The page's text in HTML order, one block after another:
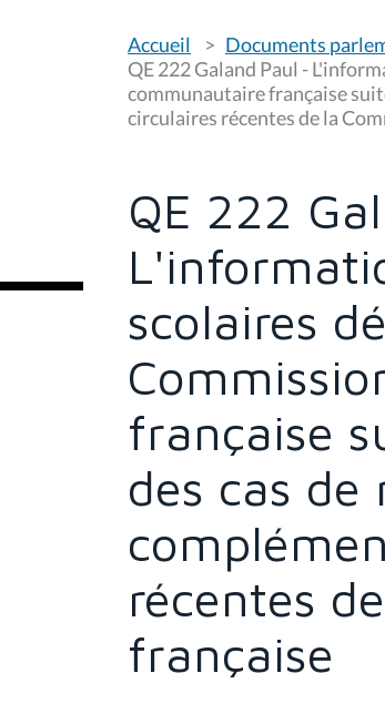
o
u
ê
t
Accueil
Documents
QE 222 Galand Paul -
communautaire française
circulaires récentes de la
QE 222
scolaires
française
des cas
récentes
française